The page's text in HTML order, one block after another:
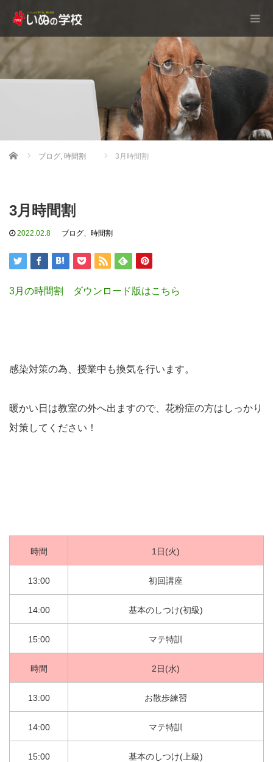
Home ブログ, 時間割 3月時間割
3月時間割
2022.02.8 ブログ、 時間割
3月の時間割 ダウンロード版はこちら
感染対策の為、授業中も換気を行います。
暖かい日は教室の外へ出ますので、花粉症の方はしっかり
対策してください！
時間 1日(火)
13:00 初回講座
14:00 基本のしつけ(初級)
15:00 マテ特訓
時間 2日(水)
13:00 お散歩練習
14:00 マテ特訓
15:00 基本のしつけ(上級)